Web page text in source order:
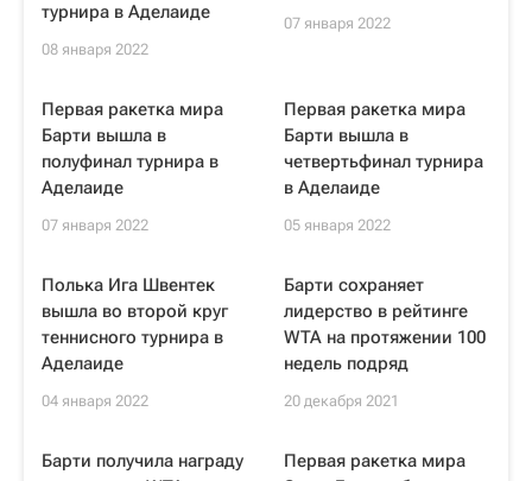
турнира в Аделаиде
08 января 2022
07 января 2022
Первая ракетка мира
Барти вышла в
полуфинал турнира в
Аделаиде
07 января 2022
Первая ракетка мира
Барти вышла в
четвертьфинал турнира
в Аделаиде
05 января 2022
Полька Ига Швентек
вышла во второй круг
теннисного турнира в
Аделаиде
04 января 2022
Барти сохраняет
лидерство в рейтинге
WTA на протяжении 100
недель подряд
20 декабря 2021
Барти получила награду
Первая ракетка мира